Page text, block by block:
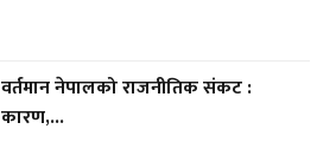
वर्तमान नेपालको राजनीतिक संकट :
कारण,...